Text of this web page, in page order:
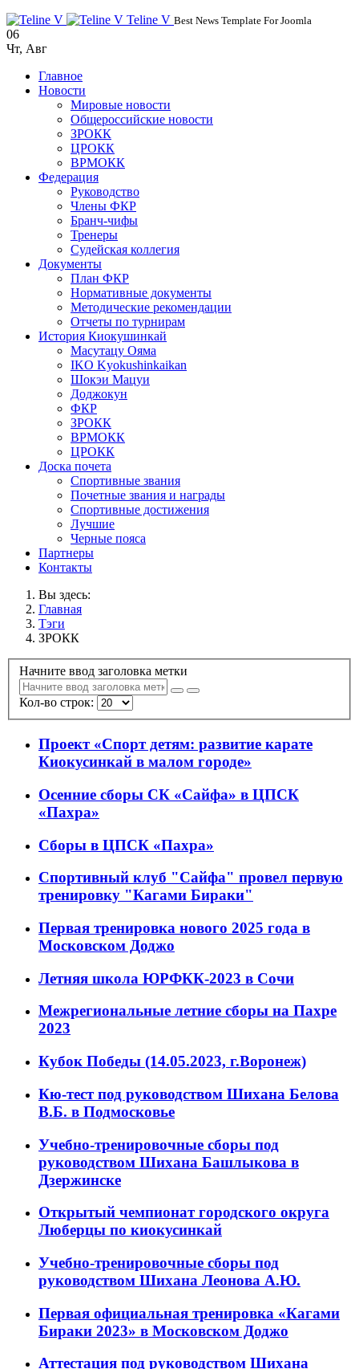
Teline V Best News Template For Joomla
06
Чт, Авг
Главное
Новости
Мировые новости
Общероссийские новости
ЗРОКК
ЦРОКК
ВРМОКК
Федерация
Руководство
Члены ФКР
Бранч-чифы
Тренеры
Судейская коллегия
Документы
План ФКР
Нормативные документы
Методические рекомендации
Отчеты по турнирам
История Киокушинкай
Масутацу Ояма
IKO Kyokushinkaikan
Шокэи Мацуи
Доджокун
ФКР
ЗРОКК
ВРМОКК
ЦРОКК
Доска почета
Спортивные звания
Почетные звания и награды
Спортивные достижения
Лучшие
Черные пояса
Партнеры
Контакты
Вы здесь:
Главная
Тэги
ЗРОКК
Начните ввод заголовка метки
Кол-во строк:
Проект «Спорт детям: развитие карате
Киокусинкай в малом городе»
Осенние сборы СК «Сайфа» в ЦПСК
«Пахра»
Сборы в ЦПСК «Пахра»
Спортивный клуб "Сайфа" провел первую
тренировку "Кагами Бираки"
Первая тренировка нового 2025 года в
Московском Доджо
Летняя школа ЮРФКК-2023 в Сочи
Межрегиональные летние сборы на Пахре
2023
Кубок Победы (14.05.2023, г.Воронеж)
Кю-тест под руководством Шихана Белова
В.Б. в Подмосковье
Учебно-тренировочные сборы под
руководством Шихана Башлыкова в
Дзержинске
Открытый чемпионат городского округа
Люберцы по киокусинкай
Учебно-тренировочные сборы под
руководством Шихана Леонова А.Ю.
Первая официальная тренировка «Кагами
Бираки 2023» в Московском Доджо
Аттестация под руководством Шихана